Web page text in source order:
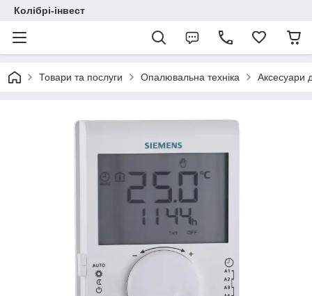
Колібрі-інвест
Товари та послуги Опалювальна техніка Аксесуари